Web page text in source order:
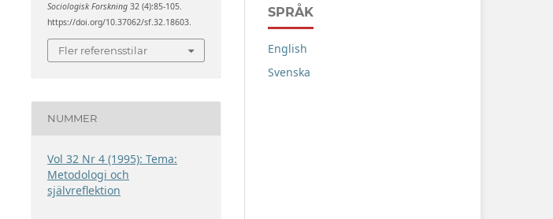
Sociologisk Forskning 32 (4):85-105.
https://doi.org/10.37062/sf.32.18603.
Fler referensstilar
NUMMER
Vol 32 Nr 4 (1995): Tema:
Metodologi och
självreflektion
SPRÅK
English
Svenska